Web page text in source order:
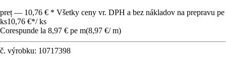
preț — 10,76 € * Všetky ceny vr. DPH a bez nákladov na prepravu pe
ks10,76 €*/ ks
Corespunde la 8,97 € pe m(8,97 €/ m)
č. výrobku: 10717398